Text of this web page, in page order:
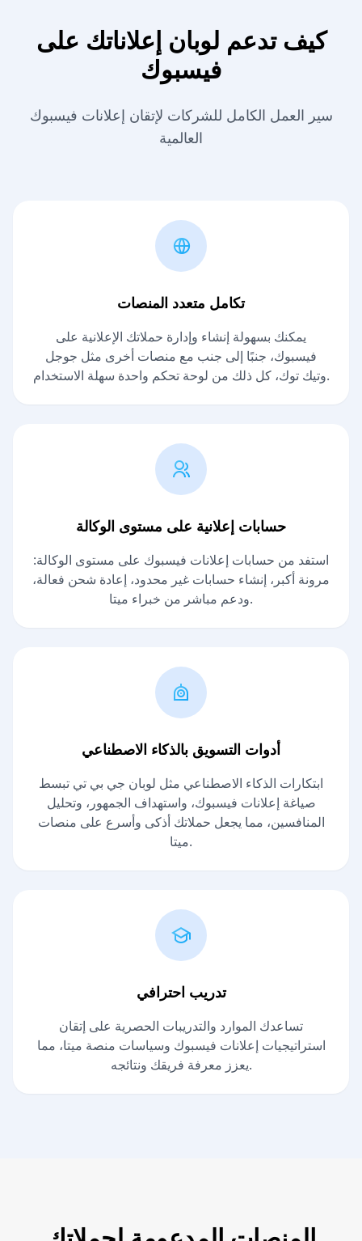
كيف تدعم لوبان إعلاناتك على
فيسبوك
سير العمل الكامل للشركات لإتقان إعلانات فيسبوك
العالمية
تكامل متعدد المنصات
يمكنك بسهولة إنشاء وإدارة حملاتك الإعلانية على
فيسبوك، جنبًا إلى جنب مع منصات أخرى مثل جوجل
وتيك توك، كل ذلك من لوحة تحكم واحدة سهلة الاستخدام.
حسابات إعلانية على مستوى الوكالة
استفد من حسابات إعلانات فيسبوك على مستوى الوكالة:
مرونة أكبر، إنشاء حسابات غير محدود، إعادة شحن فعالة،
ودعم مباشر من خبراء ميتا.
أدوات التسويق بالذكاء الاصطناعي
ابتكارات الذكاء الاصطناعي مثل لوبان جي بي تي تبسط
صياغة إعلانات فيسبوك، واستهداف الجمهور، وتحليل
المنافسين، مما يجعل حملاتك أذكى وأسرع على منصات
ميتا.
تدريب احترافي
تساعدك الموارد والتدريبات الحصرية على إتقان
استراتيجيات إعلانات فيسبوك وسياسات منصة ميتا، مما
يعزز معرفة فريقك ونتائجه.